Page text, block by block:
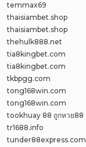
temmax69
thaisiambet.shop
thaisiambet.shop
thehulk888.net
tia8kingbet.com
tia8kingbet.com
tkbpgg.com
tong168win.com
tong168win.com
tookhuay 88 ถูกหวย88
tr1688.info
tunder88express.com